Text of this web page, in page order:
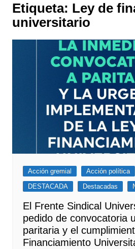
Etiqueta: Ley de
universitario
Acción gremial Acción política
DESTACADA
Destacadas
El Frente Sindical
pedido de convocatoria
paritaria y el
Financiamiento